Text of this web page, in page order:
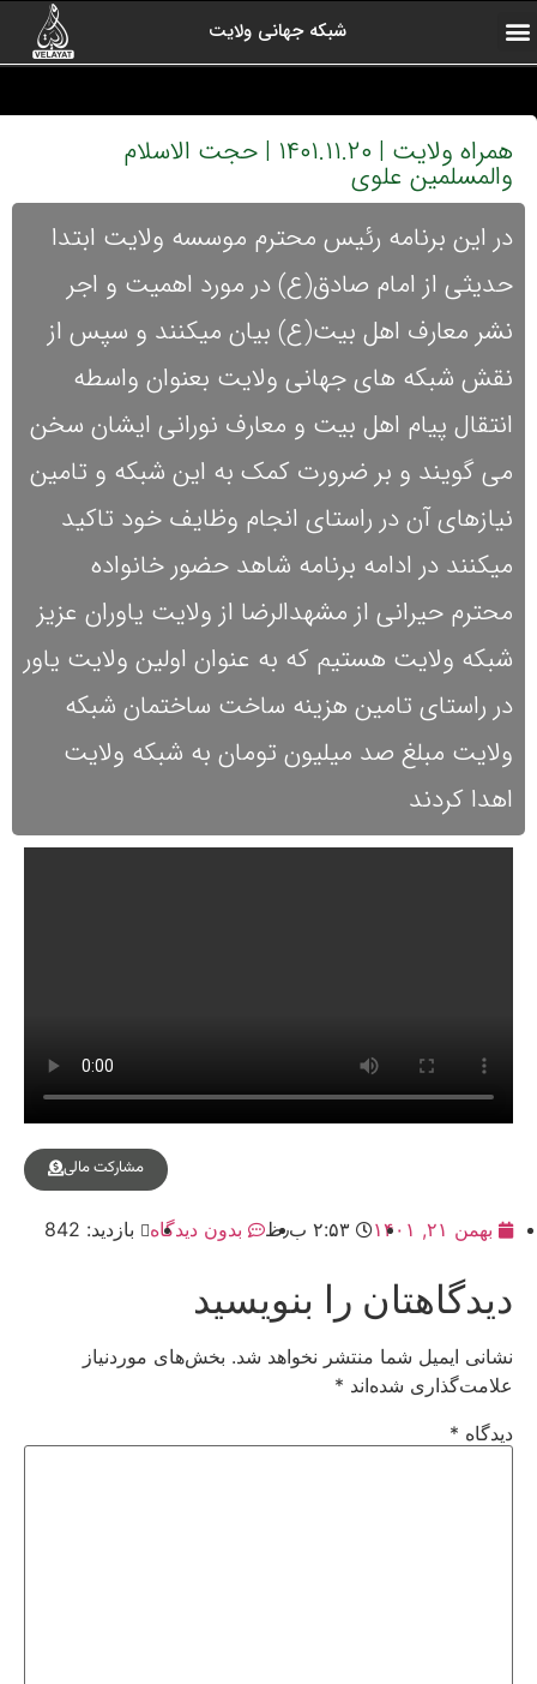
شبکه جهانی ولایت
همراه ولایت | ۱۴۰۱.۱۱.۲۰ | حجت الاسلام
والمسلمین علوی
در این برنامه رئیس محترم موسسه ولایت ابتدا
حدیثی از امام صادق(ع) در مورد اهمیت و اجر
نشر معارف اهل بیت(ع) بیان میکنند و سپس از
نقش شبکه های جهانی ولایت بعنوان واسطه
انتقال پیام اهل بیت و معارف نورانی ایشان سخن
می گویند و بر ضرورت کمک به این شبکه و تامین
نیازهای آن در راستای انجام وظایف خود تاکید
میکنند در ادامه برنامه شاهد حضور خانواده
محترم حیرانی از مشهدالرضا از ولایت یاوران عزیز
شبکه ولایت هستیم که به عنوان اولین ولایت یاور
در راستای تامین هزینه ساخت ساختمان شبکه
ولایت مبلغ صد میلیون تومان به شبکه ولایت
اهدا کردند
مشارکت مالی
بهمن ۲۱, ۱۴۰۱ ۲:۵۳ ب٫ظ بدون دیدگاه بازدید: 842
دیدگاهتان را بنویسید
نشانی ایمیل شما منتشر نخواهد شد. بخش‌های موردنیاز
علامت‌گذاری شده‌اند *
دیدگاه *